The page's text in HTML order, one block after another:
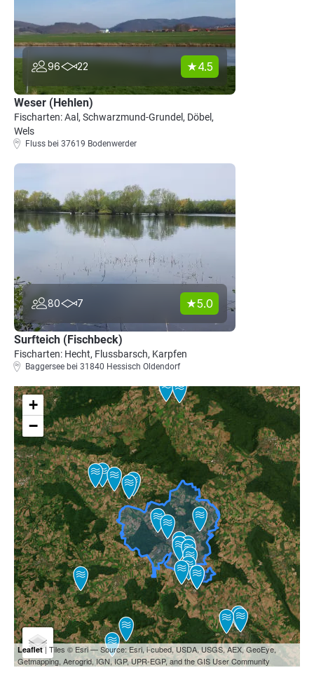
96 22 4.5
Weser (Hehlen)
Fischarten: Aal, Schwarzmund-Grundel, Döbel,
Wels
Fluss bei 37619 Bodenwerder
80 7 5.0
Surfteich (Fischbeck)
Fischarten: Hecht, Flussbarsch, Karpfen
Baggersee bei 31840 Hessisch Oldendorf
+
−
Leaflet| Tiles © Esri — Source: Esri, i-cubed, USDA, USGS, AEX, GeoEye,
Getmapping, Aerogrid, IGN, IGP, UPR-EGP, and the GIS User Community